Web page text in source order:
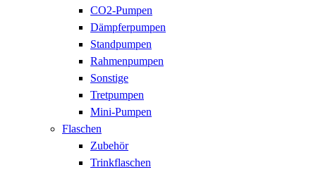
CO2-Pumpen
Dämpferpumpen
Standpumpen
Rahmenpumpen
Sonstige
Tretpumpen
Mini-Pumpen
Flaschen
Zubehör
Trinkflaschen